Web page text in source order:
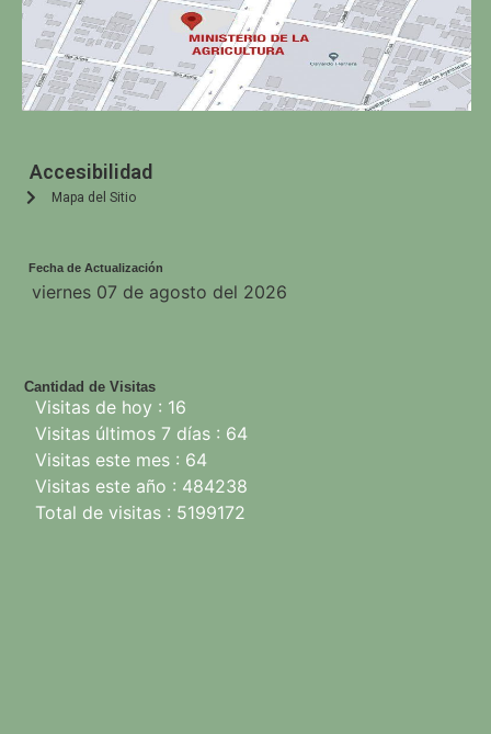
Accesibilidad
Mapa del Sitio
Fecha de Actualización
Cantidad de Visitas
Visitas de hoy : 16
Visitas últimos 7 días : 64
Visitas este mes : 64
Visitas este año : 484238
Total de visitas : 5199172
viernes 07 de agosto del 2026